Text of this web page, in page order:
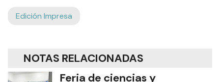
Edición Impresa
NOTAS RELACIONADAS
Feria de ciencias y